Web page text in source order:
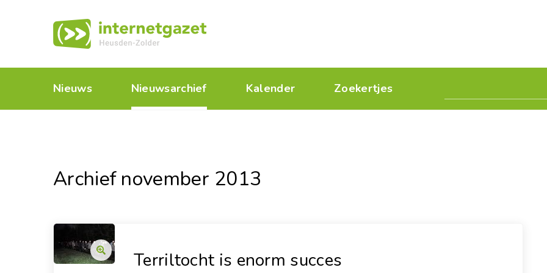
Nieuws Nieuwsarchief Kalender Zoekertjes
Archief november 2013
Terriltocht is enorm succes